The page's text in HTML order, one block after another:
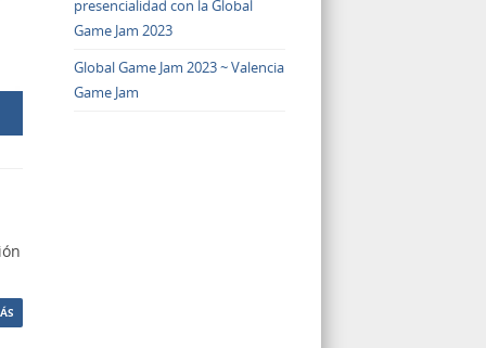
presencialidad con la Global
Game Jam 2023
Global Game Jam 2023 ~ Valencia
Game Jam